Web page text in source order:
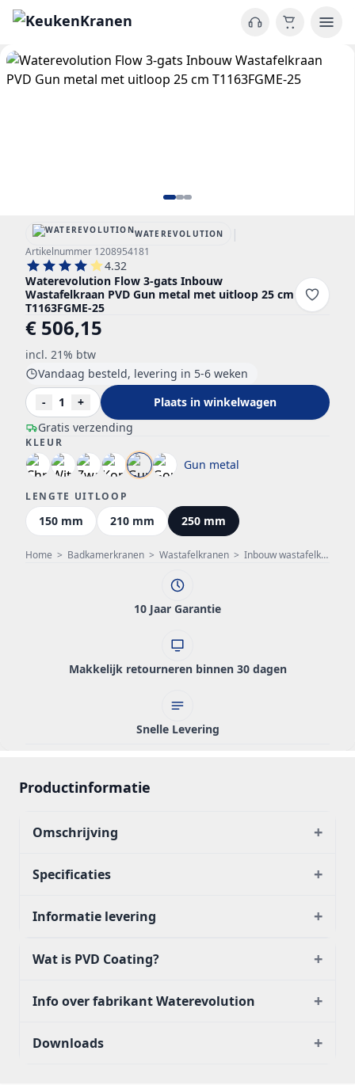
Home > Badkamerkranen > Wastafelkranen > Inbouw wastafelkraan
WATEREVOLUTION |
Artikelnummer 1208954181
4.32
Waterevolution Flow 3-gats Inbouw
Wastafelkraan PVD Gun metal met uitloop 25 cm
T1163FGME-25
€ 506,15
incl. 21% btw
Gratis verzending
Vandaag besteld, levering in 5-6 weken
-
1 + Plaats in winkelwagen
KLEUR
Gun metal
LENGTE UITLOOP
150 mm 210 mm 250 mm
10 Jaar Garantie
Makkelijk retourneren binnen 30 dagen
Snelle Levering
Productinformatie
Omschrijving +
Specificaties +
Informatie levering +
Wat is PVD Coating? +
Info over fabrikant Waterevolution +
Downloads +